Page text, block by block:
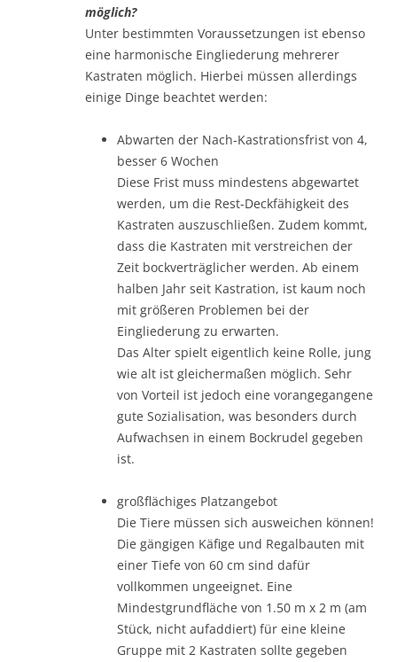
möglich?
Unter bestimmten Voraussetzungen ist ebenso
eine harmonische Eingliederung mehrerer
Kastraten möglich. Hierbei müssen allerdings
einige Dinge beachtet werden:
Abwarten der Nach-Kastrationsfrist von 4,
besser 6 Wochen
Diese Frist muss mindestens abgewartet
werden, um die Rest-Deckfähigkeit des
Kastraten auszuschließen. Zudem kommt,
dass die Kastraten mit verstreichen der
Zeit bockverträglicher werden. Ab einem
halben Jahr seit Kastration, ist kaum noch
mit größeren Problemen bei der
Eingliederung zu erwarten.
Das Alter spielt eigentlich keine Rolle, jung
wie alt ist gleichermaßen möglich. Sehr
von Vorteil ist jedoch eine vorangegangene
gute Sozialisation, was besonders durch
Aufwachsen in einem Bockrudel gegeben
ist.
großflächiges Platzangebot
Die Tiere müssen sich ausweichen können!
Die gängigen Käfige und Regalbauten mit
einer Tiefe von 60 cm sind dafür
vollkommen ungeeignet. Eine
Mindestgrundfläche von 1.50 m x 2 m (am
Stück, nicht aufaddiert) für eine kleine
Gruppe mit 2 Kastraten sollte gegeben